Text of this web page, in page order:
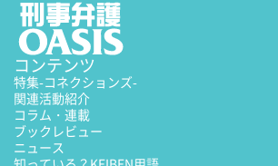
コンテンツ
特集-コネクションズ-
関連活動紹介
コラム・連載
ブックレビュー
ニュース